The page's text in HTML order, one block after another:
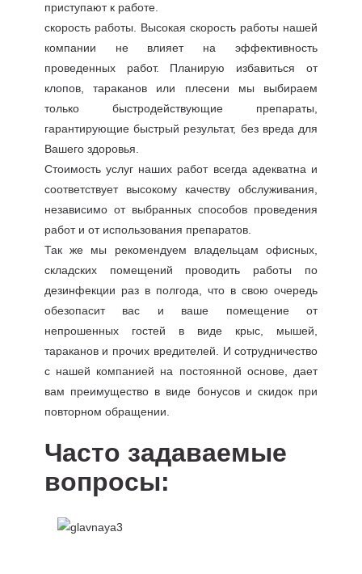
приступают к работе.
скорость работы. Высокая скорость работы нашей
компании не влияет на эффективность
проведенных работ. Планирую избавиться от
клопов, тараканов или плесени мы выбираем
только быстродействующие препараты,
гарантирующие быстрый результат, без вреда для
Вашего здоровья.
Стоимость услуг наших работ всегда адекватна и
соответствует высокому качеству обслуживания,
независимо от выбранных способов проведения
работ и от использования препаратов.
Так же мы рекомендуем владельцам офисных,
складских помещений проводить работы по
дезинфекции раз в полгода, что в свою очередь
обезопасит вас и ваше помещение от
непрошенных гостей в виде крыс, мышей,
тараканов и прочих вредителей. И сотрудничество
с нашей компанией на постоянной основе, дает
вам преимущество в виде бонусов и скидок при
повторном обращении.
Часто задаваемые
вопросы: